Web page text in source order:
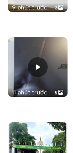
9 phút trước 3
11 phút trước 5